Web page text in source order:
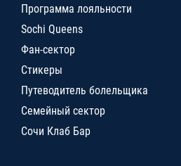
Программа лояльности
Sochi Queens
Фан-сектор
Стикеры
Путеводитель болельщика
Семейный сектор
Сочи Клаб Бар